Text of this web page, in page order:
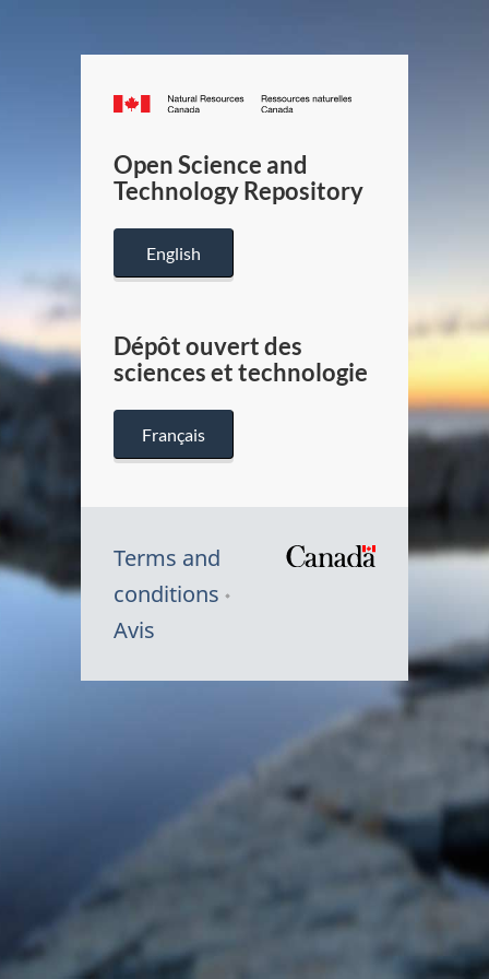
Canada.ca
/
Canada
Open Science and
Technology Repository
English
Dépôt ouvert des
sciences et technologie
Français
Terms and
conditions
Avis
du